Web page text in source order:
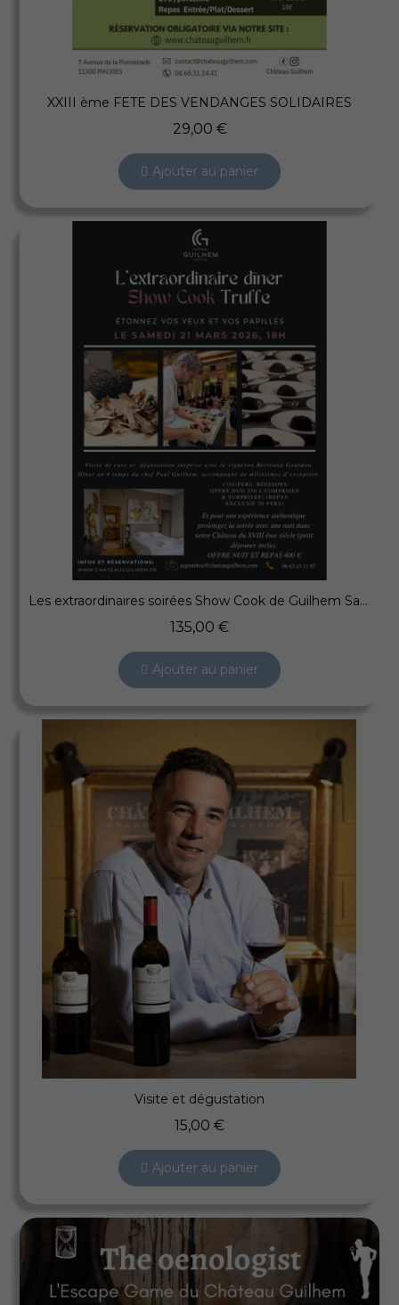
Aperçu rapide
XXIII ème FETE DES VENDANGES SOLIDAIRES
29,00 €
Ajouter au panier
Aperçu rapide Les extraordinaires soirées Show Cook de Guilhem Samedi 21 Mars 2026
135,00 €
Ajouter au panier
Aperçu rapide
Visite et dégustation
15,00 €
Ajouter au panier